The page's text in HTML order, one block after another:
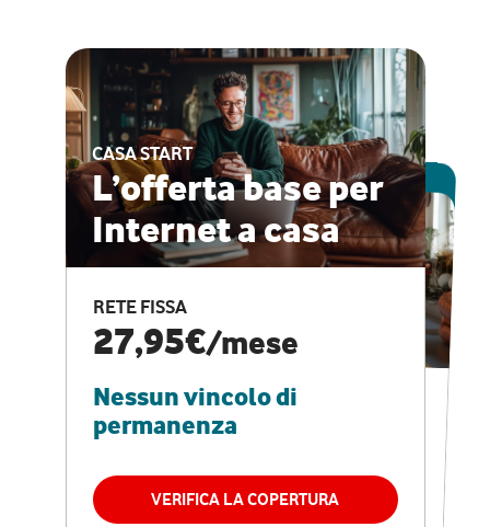
CASA START
L’offerta base per
Internet a casa
RETE FISSA
27,95€/mese
Nessun vincolo di
permanenza
VERIFICA LA COPERTURA
ESCLUSIVA ONLINE
CASA PRO
Internet veloce e
vantaggi speciali
RETE FISSA + VODAFONE CLUB
29,95€
permanenza